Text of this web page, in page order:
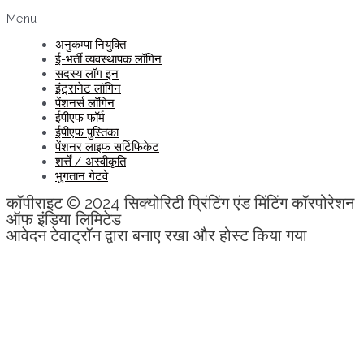
Menu
अनुकम्पा नियुक्ति
ई-भर्ती व्यवस्थापक लॉगिन
सदस्य लॉग इन
इंट्रानेट लॉगिन
पेंशनर्स लॉगिन
ईपीएफ फॉर्म
ईपीएफ पुस्तिका
पेंशनर लाइफ सर्टिफिकेट
शर्त्तें / अस्वीकृति
भुगतान गेटवे
कॉपीराइट © 2024 सिक्योरिटी प्रिंटिंग एंड मिंटिंग कॉरपोरेशन
ऑफ इंडिया लिमिटेड
आवेदन टेवाट्रॉन द्वारा बनाए रखा और होस्ट किया गया